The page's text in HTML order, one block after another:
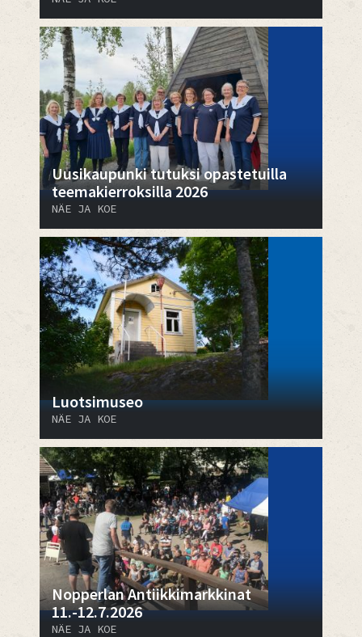
Uusikaupunki tutuksi opastetuilla
teemakierroksilla 2026
NÄE JA KOE
Luotsimuseo
NÄE JA KOE
Nopperlan Antiikkimarkkinat
11.-12.7.2026
NÄE JA KOE